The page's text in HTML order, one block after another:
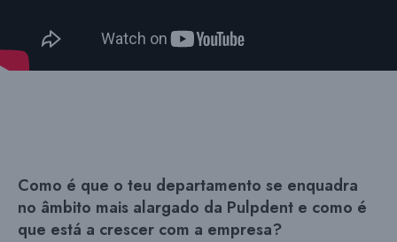
Como é que o teu departamento se enquadra
no âmbito mais alargado da Pulpdent e como é
que está a crescer com a empresa?